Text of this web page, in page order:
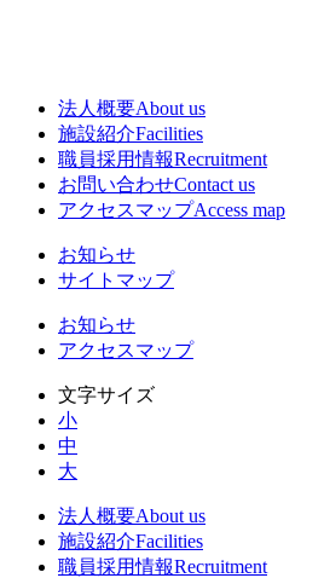
法人概要About us
施設紹介Facilities
職員採用情報Recruitment
お問い合わせContact us
アクセスマップAccess map
お知らせ
サイトマップ
お知らせ
アクセスマップ
文字サイズ
小
中
大
法人概要About us
施設紹介Facilities
職員採用情報Recruitment